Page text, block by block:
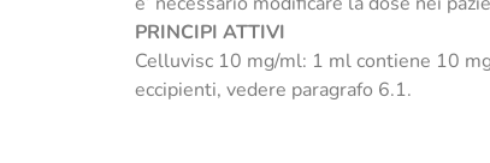
PRINCIPI ATTIVI
Celluvisc 10 mg/ml: 1 ml contiene 10
eccipienti, vedere paragrafo 6.1.